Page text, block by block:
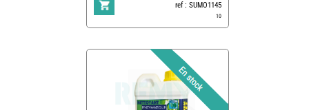
ref : SUMO1145
10